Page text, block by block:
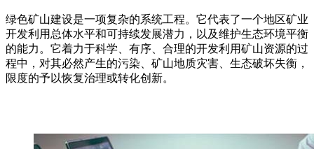
绿色矿山建设是一项复杂的系统工程。它代表了一个地区矿业
开发利用总体水平和可持续发展潜力，以及维护生态环境平衡
的能力。它着力于科学、有序、合理的开发利用矿山资源的过
程中，对其必然产生的污染、矿山地质灾害、生态破坏失衡，
限度的予以恢复治理或转化创新。